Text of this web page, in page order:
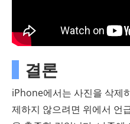
결론
iPhone에서는 사진을 삭제
제하지 않으려면 위에서 언